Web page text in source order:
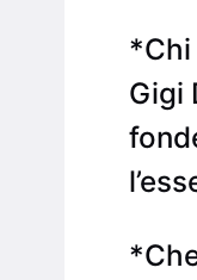
*Chi
Gigi